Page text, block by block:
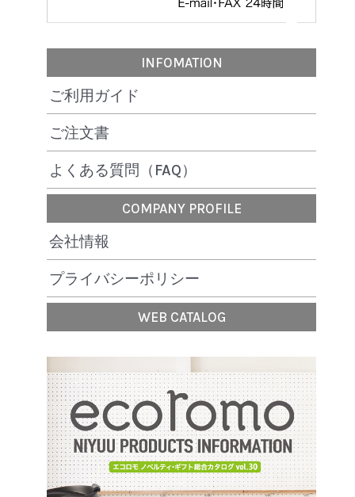
INFOMATION
ご利用ガイド
ご注文書
よくある質問（FAQ）
COMPANY PROFILE
会社情報
プライバシーポリシー
WEB CATALOG